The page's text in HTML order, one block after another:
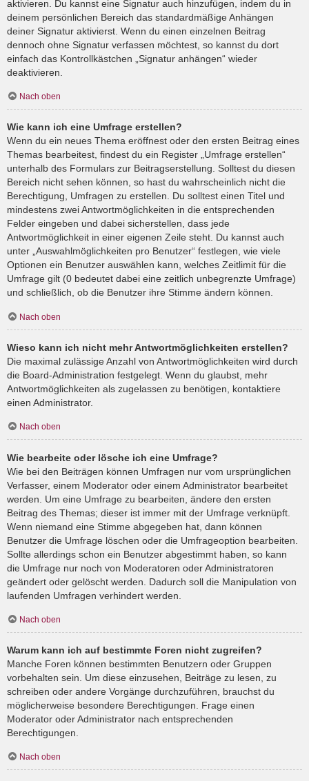
aktivieren. Du kannst eine Signatur auch hinzufügen, indem du in
deinem persönlichen Bereich das standardmäßige Anhängen
deiner Signatur aktivierst. Wenn du einen einzelnen Beitrag
dennoch ohne Signatur verfassen möchtest, so kannst du dort
einfach das Kontrollkästchen „Signatur anhängen“ wieder
deaktivieren.
Nach oben
Wie kann ich eine Umfrage erstellen?
Wenn du ein neues Thema eröffnest oder den ersten Beitrag eines
Themas bearbeitest, findest du ein Register „Umfrage erstellen“
unterhalb des Formulars zur Beitragserstellung. Solltest du diesen
Bereich nicht sehen können, so hast du wahrscheinlich nicht die
Berechtigung, Umfragen zu erstellen. Du solltest einen Titel und
mindestens zwei Antwortmöglichkeiten in die entsprechenden
Felder eingeben und dabei sicherstellen, dass jede
Antwortmöglichkeit in einer eigenen Zeile steht. Du kannst auch
unter „Auswahlmöglichkeiten pro Benutzer“ festlegen, wie viele
Optionen ein Benutzer auswählen kann, welches Zeitlimit für die
Umfrage gilt (0 bedeutet dabei eine zeitlich unbegrenzte Umfrage)
und schließlich, ob die Benutzer ihre Stimme ändern können.
Nach oben
Wieso kann ich nicht mehr Antwortmöglichkeiten erstellen?
Die maximal zulässige Anzahl von Antwortmöglichkeiten wird durch
die Board-Administration festgelegt. Wenn du glaubst, mehr
Antwortmöglichkeiten als zugelassen zu benötigen, kontaktiere
einen Administrator.
Nach oben
Wie bearbeite oder lösche ich eine Umfrage?
Wie bei den Beiträgen können Umfragen nur vom ursprünglichen
Verfasser, einem Moderator oder einem Administrator bearbeitet
werden. Um eine Umfrage zu bearbeiten, ändere den ersten
Beitrag des Themas; dieser ist immer mit der Umfrage verknüpft.
Wenn niemand eine Stimme abgegeben hat, dann können
Benutzer die Umfrage löschen oder die Umfrageoption bearbeiten.
Sollte allerdings schon ein Benutzer abgestimmt haben, so kann
die Umfrage nur noch von Moderatoren oder Administratoren
geändert oder gelöscht werden. Dadurch soll die Manipulation von
laufenden Umfragen verhindert werden.
Nach oben
Warum kann ich auf bestimmte Foren nicht zugreifen?
Manche Foren können bestimmten Benutzern oder Gruppen
vorbehalten sein. Um diese einzusehen, Beiträge zu lesen, zu
schreiben oder andere Vorgänge durchzuführen, brauchst du
möglicherweise besondere Berechtigungen. Frage einen
Moderator oder Administrator nach entsprechenden
Berechtigungen.
Nach oben